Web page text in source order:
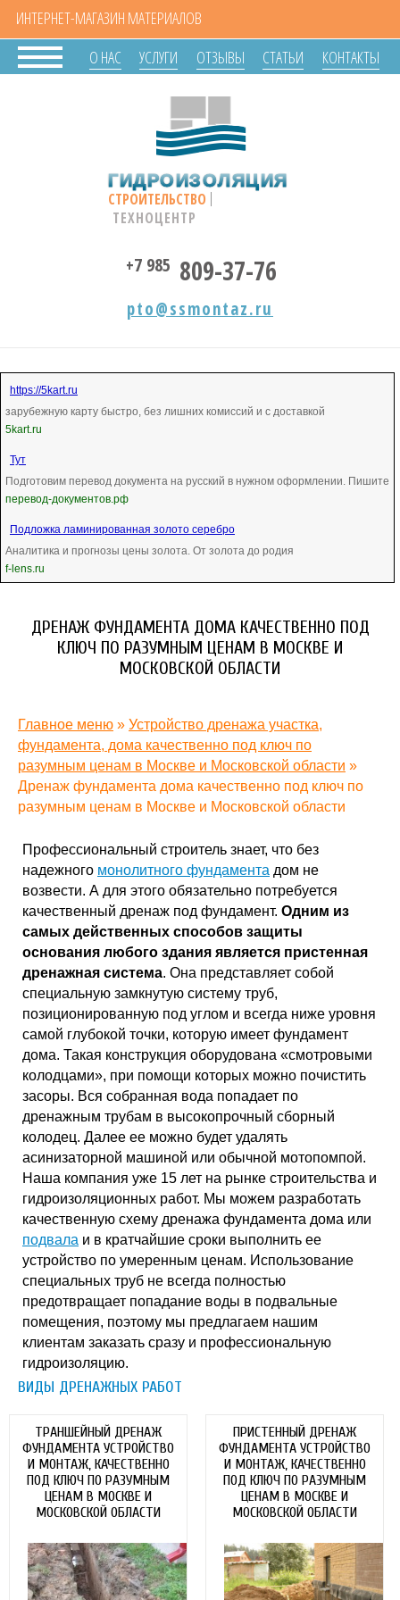
О НАС УСЛУГИ ОТЗЫВЫ СТАТЬИ КОНТАКТЫ
ИНТЕРНЕТ-МАГАЗИН МАТЕРИАЛОВ
ГИДРОИЗОЛЯЦИЯ
СТРОИТЕЛЬСТВО
ТЕХНОЦЕНТР
+7 985 809-37-76
pto@ssmontaz.ru
https://5kart.ru
зарубежную карту быстро, без лишних комиссий и с доставкой
5kart.ru
Тут
Подготовим перевод документа на русский в нужном оформлении. Пишите
перевод-документов.рф
Подложка ламинированная золото серебро
Аналитика и прогнозы цены золота. От золота до родия
f-lens.ru
ДРЕНАЖ ФУНДАМЕНТА ДОМА КАЧЕСТВЕННО ПОД
КЛЮЧ ПО РАЗУМНЫМ ЦЕНАМ В МОСКВЕ И
МОСКОВСКОЙ ОБЛАСТИ
Главное меню » Устройство дренажа участка,
фундамента, дома качественно под ключ по
разумным ценам в Москве и Московской области »
Дренаж фундамента дома качественно под ключ по
разумным ценам в Москве и Московской области
Профессиональный строитель знает, что без
надежного монолитного фундамента дом не
возвести. А для этого обязательно потребуется
качественный дренаж под фундамент. Одним из
самых действенных способов защиты
основания любого здания является пристенная
дренажная система. Она представляет собой
специальную замкнутую систему труб,
позиционированную под углом и всегда ниже уровня
самой глубокой точки, которую имеет фундамент
дома. Такая конструкция оборудована «смотровыми
колодцами», при помощи которых можно почистить
засоры. Вся собранная вода попадает по
дренажным трубам в высокопрочный сборный
колодец. Далее ее можно будет удалять
асинизаторной машиной или обычной мотопомпой.
Наша компания уже 15 лет на рынке строительства и
гидроизоляционных работ. Мы можем разработать
качественную схему дренажа фундамента дома или
подвала и в кратчайшие сроки выполнить ее
устройство по умеренным ценам. Использование
специальных труб не всегда полностью
предотвращает попадание воды в подвальные
помещения, поэтому мы предлагаем нашим
клиентам заказать сразу и профессиональную
гидроизоляцию.
ВИДЫ ДРЕНАЖНЫХ РАБОТ
ТРАНШЕЙНЫЙ ДРЕНАЖ
ФУНДАМЕНТА УСТРОЙСТВО
И МОНТАЖ, КАЧЕСТВЕННО
ПОД КЛЮЧ ПО РАЗУМНЫМ
ЦЕНАМ В МОСКВЕ И
МОСКОВСКОЙ ОБЛАСТИ
ПРИСТЕННЫЙ ДРЕНАЖ
ФУНДАМЕНТА УСТРОЙСТВО
И МОНТАЖ, КАЧЕСТВЕННО
ПОД КЛЮЧ ПО РАЗУМНЫМ
ЦЕНАМ В МОСКВЕ И
МОСКОВСКОЙ ОБЛАСТИ